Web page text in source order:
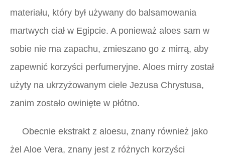
materiału, który był używany do balsamowania
martwych ciał w Egipcie. A ponieważ aloes sam w
sobie nie ma zapachu, zmieszano go z mirrą, aby
zapewnić korzyści perfumeryjne. Aloes mirry został
użyty na ukrzyżowanym ciele Jezusa Chrystusa,
zanim zostało owinięte w płótno.
Obecnie ekstrakt z aloesu, znany również jako
żel Aloe Vera, znany jest z różnych korzyści